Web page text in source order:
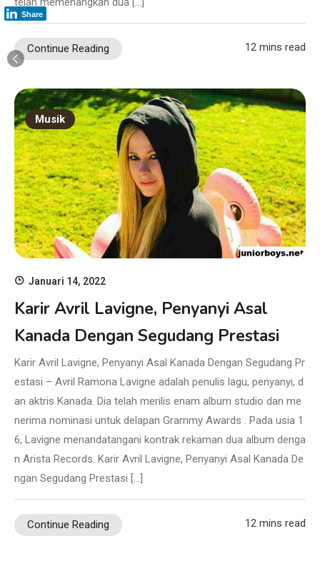
Continue Reading 12 mins read
Musik
Januari 14, 2022
Karir Avril Lavigne, Penyanyi Asal
Kanada Dengan Segudang Prestasi
Karir Avril Lavigne, Penyanyi Asal Kanada Dengan Segudang Pr
estasi – Avril Ramona Lavigne adalah penulis lagu, penyanyi, d
an aktris Kanada. Dia telah merilis enam album studio dan me
nerima nominasi untuk delapan Grammy Awards . Pada usia 1
6, Lavigne menandatangani kontrak rekaman dua album denga
n Arista Records. Karir Avril Lavigne, Penyanyi Asal Kanada De
ngan Segudang Prestasi […]
Continue Reading 12 mins read
Share